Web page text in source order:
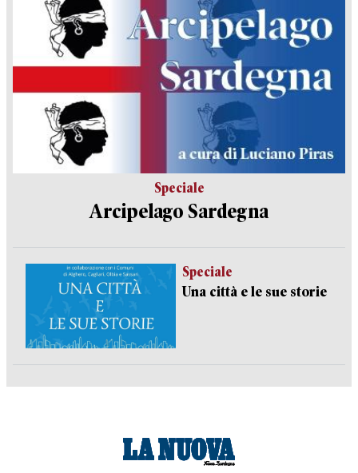
Speciale
Arcipelago Sardegna
Speciale
Una città e le sue storie